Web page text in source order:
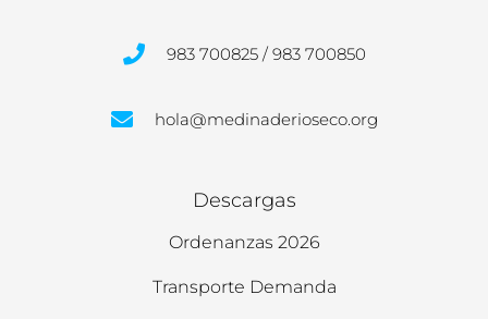
983 700825 / 983 700850
hola@medinaderioseco.org
Descargas
Ordenanzas 2026
Transporte Demanda